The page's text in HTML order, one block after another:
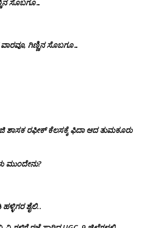
ಸೊಬಗೂ…
ಗಿಣ್ಣಿನ ಸೊಬಗೂ…
ಶಾಸಕ ರಫೀಕ್ ಕೆಲಸಕ್ಕೆ ಫಿದಾ ಆದ ತುಮಕೂರು
ಮುಂದೇನು?
ಶೈಲಿ..